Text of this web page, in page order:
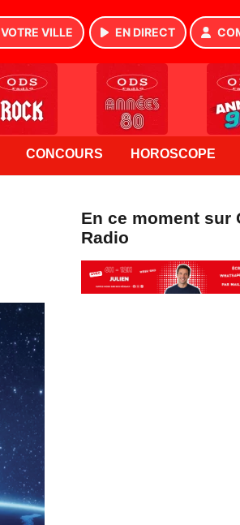
VOTRE VILLE EN DIRECT
CONCOURS HOROSCOPE
En ce moment sur
Radio